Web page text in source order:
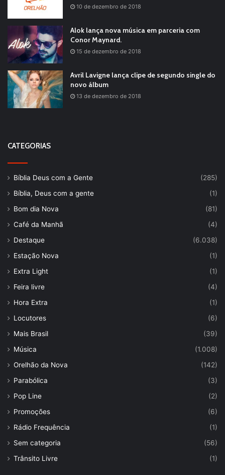
10 de dezembro de 2018
Alok lança nova música em parceria com
Conor Maynard.
15 de dezembro de 2018
Avril Lavigne lança clipe de segundo single do
novo álbum
13 de dezembro de 2018
CATEGORIAS
Bíblia Deus com a Gente
(285)
Bíblia, Deus com a gente
(1)
Bom dia Nova
(81)
Café da Manhã
(4)
Destaque
(6.038)
Estação Nova
(1)
Extra Light
(1)
Feira livre
(4)
Hora Extra
(1)
Locutores
(6)
Mais Brasil
(39)
Música
(1.008)
Orelhão da Nova
(142)
Parabólica
(3)
Pop Line
(2)
Promoções
(6)
Rádio Frequência
(1)
Sem categoria
(56)
Trânsito Livre
(1)